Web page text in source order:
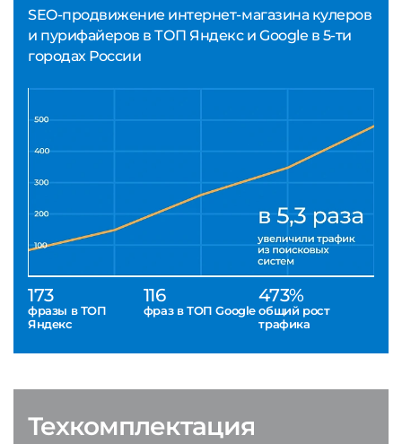
SEO-продвижение интернет-магазина кулеров
и пурифайеров в ТОП Яндекс и Google в 5-ти
городах России
173
фразы в ТОП
Яндекс
116
фраз в ТОП Google
473%
общий рост
трафика
Техкомплектация